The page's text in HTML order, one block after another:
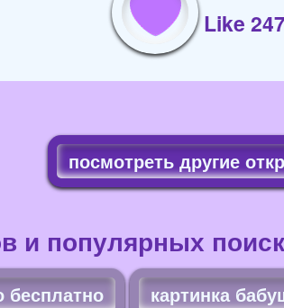
Like
посмотреть другие
и популярных
бесплатно картинка